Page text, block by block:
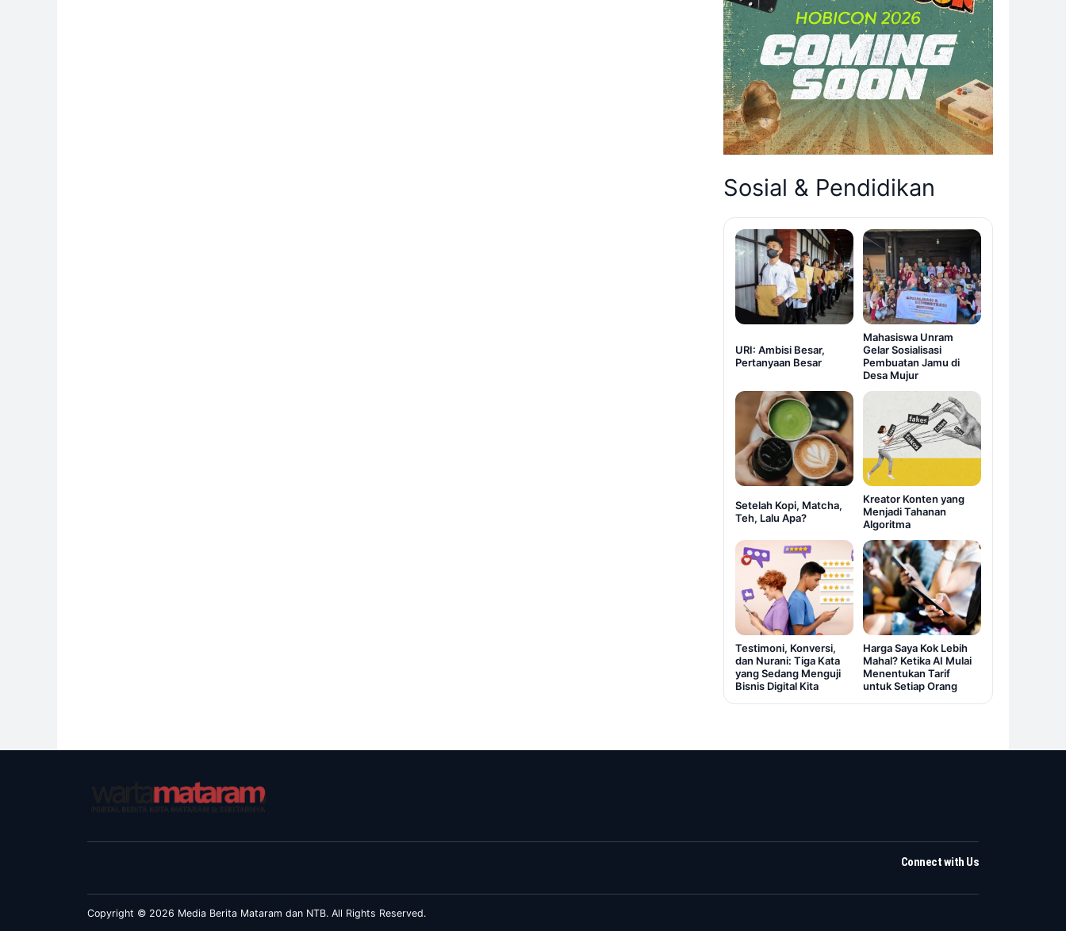
Sosial & Pendidikan
URI: Ambisi Besar,
Pertanyaan Besar
Mahasiswa Unram
Gelar Sosialisasi
Pembuatan Jamu di
Desa Mujur
Setelah Kopi, Matcha,
Teh, Lalu Apa?
Kreator Konten yang
Menjadi Tahanan
Algoritma
Testimoni, Konversi,
dan Nurani: Tiga Kata
yang Sedang Menguji
Bisnis Digital Kita
Harga Saya Kok Lebih
Mahal? Ketika AI Mulai
Menentukan Tarif
untuk Setiap Orang
Connect with Us
Copyright © 2026 Media Berita Mataram dan NTB. All Rights Reserved.